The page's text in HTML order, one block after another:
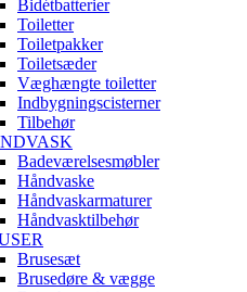
Bidétbatterier
Toiletter
Toiletpakker
Toiletsæder
Væghængte toiletter
Indbygningscisterner
Tilbehør
Badeværelsesmøbler
Håndvaske
Håndvaskarmaturer
Håndvasktilbehør
Brusesæt
Brusedøre & vægge